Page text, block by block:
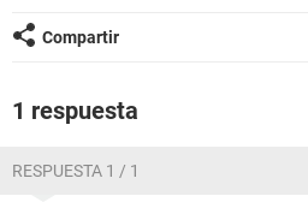
Compartir
1 respuesta
RESPUESTA 1 / 1